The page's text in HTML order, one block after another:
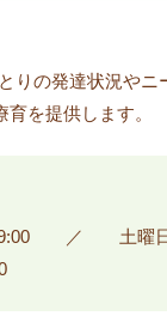
りの発達状況やニ
育を提供します。
／ 土曜日